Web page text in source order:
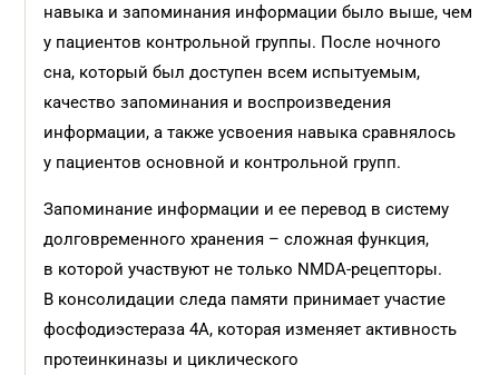
навыка и запоминания информации было выше, чем
у пациентов контрольной группы. После ночного
сна, который был доступен всем испытуемым,
качество запоминания и воспроизведения
информации, а также усвоения навыка сравнялось
у пациентов основной и контрольной групп.
Запоминание информации и ее перевод в систему
долговременного хранения – сложная функция,
в которой участвуют не только NMDA-рецепторы.
В консолидации следа памяти принимает участие
фосфодиэстераза 4А, которая изменяет активность
протеинкиназы и циклического